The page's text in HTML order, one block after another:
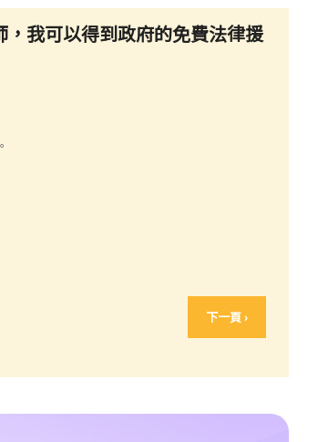
我可以得到政府的免費法律援
下一頁 ›